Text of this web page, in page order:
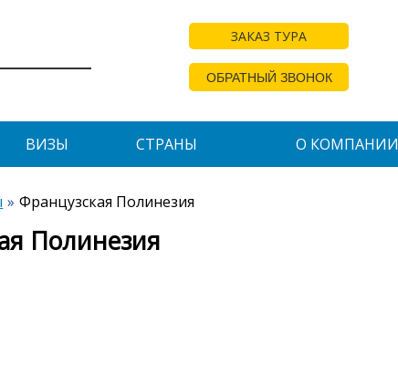
ЗАКАЗ ТУРА
ОБРАТНЫЙ ЗВОНОК
ВИЗЫ СТРАНЫ О КОМПАНИИ
Французская Полинезия
Полинезия